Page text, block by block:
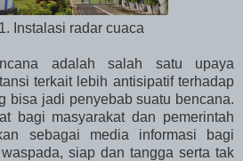
Instalasi radar cuaca
adalah salah satu upaya
terkait lebih antisipatif terhadap
bisa jadi penyebab suatu bencana.
bagi masyarakatdan pemerintah
sebagai media informasi bagi
siap dan tangga serta tak